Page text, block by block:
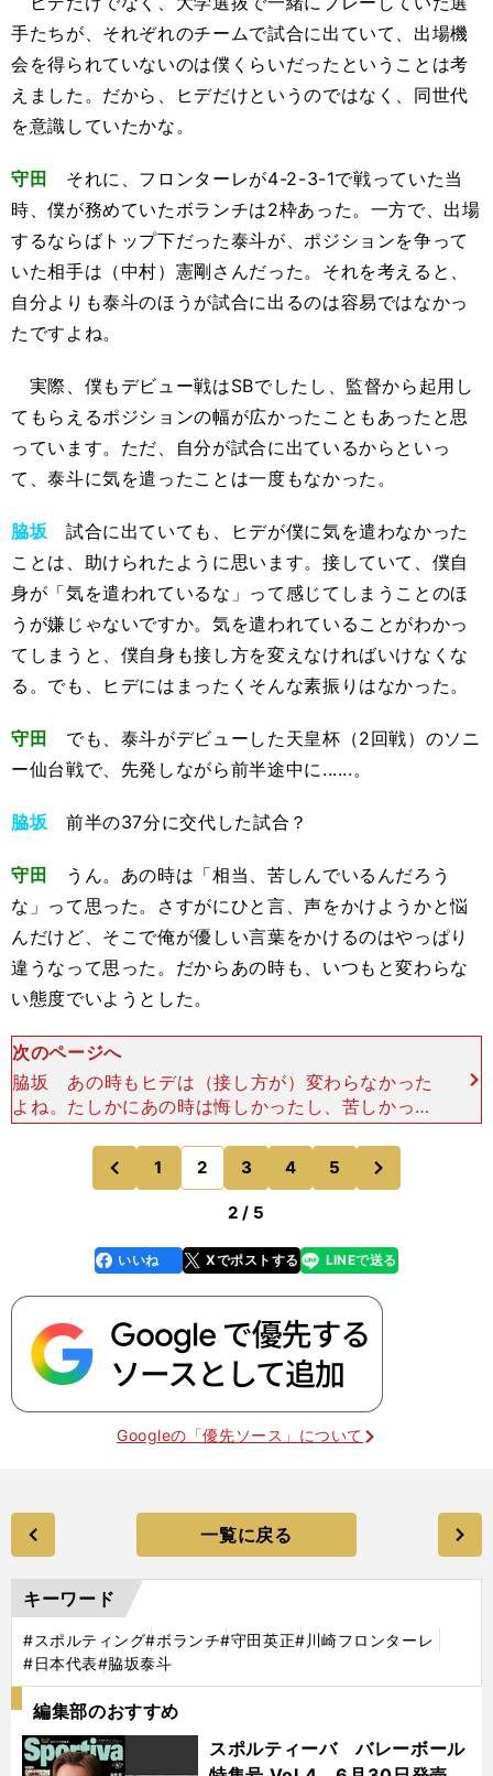
手たちが、それぞれのチームで試合に出ていて、出場機
会を得られていないのは僕くらいだったということは考
えました。だから、ヒデだけというのではなく、同世代
を意識していたかな。
守田
それに、フロンターレが4-2-3-1で戦っていた当
時、僕が務めていたボランチは2枠あった。一方で、出場
するならばトップ下だった泰斗が、ポジションを争って
いた相手は（中村）憲剛さんだった。それを考えると、
自分よりも泰斗のほうが試合に出るのは容易ではなかっ
たですよね。
実際、僕もデビュー戦はSBでしたし、監督から起用し
てもらえるポジションの幅が広かったこともあったと思
っています。ただ、自分が試合に出ているからといっ
て、泰斗に気を遣ったことは一度もなかった。
脇坂 試合に出ていても、ヒデが僕に気を遣わなかった
ことは、助けられたように思います。接していて、僕自
身が「気を遣われているな」って感じてしまうことのほ
うが嫌じゃないですか。気を遣われていることがわかっ
てしまうと、僕自身も接し方を変えなければいけなくな
る。でも、ヒデにはまったくそんな素振りはなかった。
守田
でも、泰斗がデビューした天皇杯（2回戦）のソニ
ー仙台戦で、先発しながら前半途中に......。
脇坂 前半の37分に交代した試合？
守田
うん。あの時は「相当、苦しんでいるんだろう
な」って思った。さすがにひと言、声をかけようかと悩
んだけど、そこで俺が優しい言葉をかけるのはやっぱり
違うなって思った。だからあの時も、いつもと変わらな
い態度でいようとした。
次のページへ
脇坂 あの時もヒデは（接し方が）変わらなかった
よね。たしかにあの時は悔しかったし、苦しかった
けど、（長谷川）竜也くん（横浜FC）、知念
（慶）くん（鹿島アントラーズ）、ラルフくん（鈴
木雄斗／ジュビロ磐田
前
のページへ
1 2 3 4 5
のページへ
2 / 5
faceboo
k
いいね Xでポストする
line LINEで送る
Googleの「優先ソース」について
一覧に戻る
キーワード
#スポルティング#ボランチ#守田英正#川崎フロンターレ
#日本代表#脇坂泰斗
編集部のおすすめ
スポルティーバ バレーボール